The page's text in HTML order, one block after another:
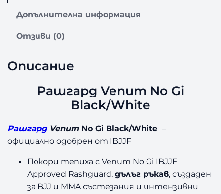
Допълнителна информация
Отзиви (0)
Описание
Рашгард Venum No Gi
Black/White
РашгардVenumNo Gi Black/White–
официално одобрен от IBJJF
Покори тепиха с Venum No Gi IBJJF
Approved Rashguard,дълъг ръкав, създаден
за BJJ и MMA състезания и интензивни